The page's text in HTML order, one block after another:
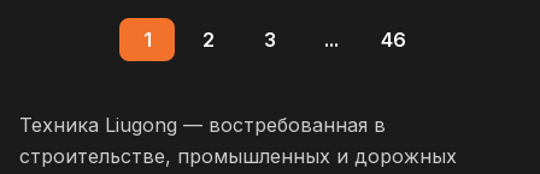
1 2 3 ... 46
Техника Liugong — востребованная в
строительстве, промышленных и дорожных